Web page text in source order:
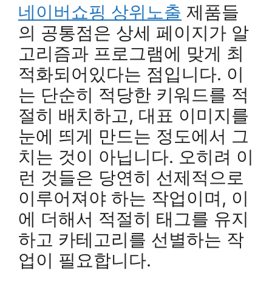
네이버쇼핑 상위노출 제품들
의 공통점은 상세 페이지가 알
고리즘과 프로그램에 맞게 최
적화되어있다는 점입니다. 이
는 단순히 적당한 키워드를 적
절히 배치하고, 대표 이미지를
눈에 띄게 만드는 정도에서 그
치는 것이 아닙니다. 오히려 이
런 것들은 당연히 선제적으로
이루어져야 하는 작업이며, 이
에 더해서 적절히 태그를 유지
하고 카테고리를 선별하는 작
업이 필요합니다.